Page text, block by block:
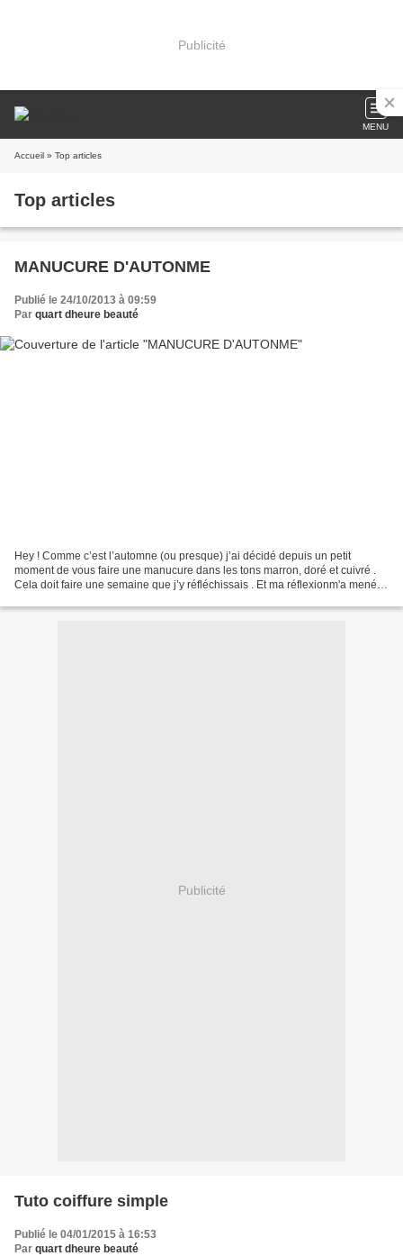
Publicité
MENU
Accueil » Top articles
Top articles
MANUCURE D'AUTONME
Publié le 24/10/2013 à 09:59
Par quart dheure beauté
Hey ! Comme c’est l’automne (ou presque) j’ai décidé depuis un petit
moment de vous faire une manucure dans les tons marron, doré et cuivré .
Cela doit faire une semaine que j’y réfléchissais . Et ma réflexionm'a mené à
Publicité
Tuto coiffure simple
Publié le 04/01/2015 à 16:53
Par quart dheure beauté